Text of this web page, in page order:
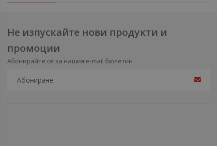
Не изпускайте нови продукти и
промоции
Абонирайте се за нашия e-mail бюлетин